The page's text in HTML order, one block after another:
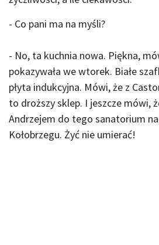
- Co pani ma na myśli?
- No, ta kuchnia nowa. Piękna,
pokazywała we wtorek. Białe
płyta indukcyjna. Mówi, że z
to droższy sklep. I jeszcze mówi,
Andrzejem do tego sanatorium
Kołobrzegu. Żyć nie umierać!